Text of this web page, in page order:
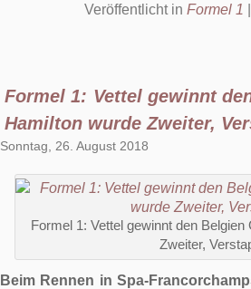
Veröffentlicht in Formel 1
Formel 1: Vettel gewinnt
Hamilton wurde Zweiter,
Sonntag, 26. August 2018
Formel 1: Vettel gewinnt den
Zweiter,
Beim Rennen in Spa-